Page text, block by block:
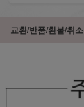
교환/반품/환불/취소